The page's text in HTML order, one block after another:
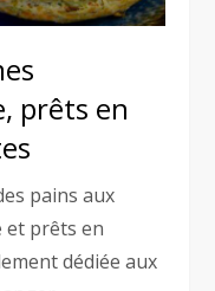
prêts en
pains aux
et prêts en
dédiée aux